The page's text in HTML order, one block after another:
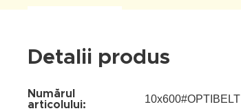
Detalii produs
Numărul
articolului:
10x600#OPTIBELT